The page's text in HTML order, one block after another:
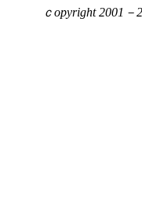
ｃopyright 2001－